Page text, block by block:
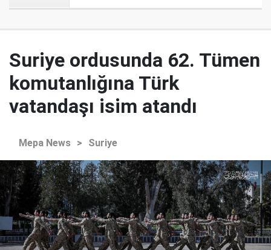
Suriye ordusunda 62. Tümen
komutanlığına Türk
vatandaşı isim atandı
Mepa News > Suriye